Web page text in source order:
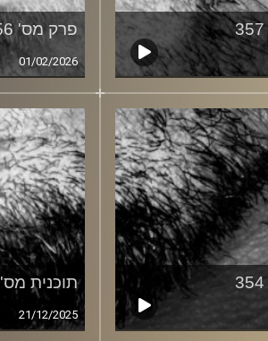
פרק מס' 356
01/02/2026
תוכנית מס' 353
21/12/2025